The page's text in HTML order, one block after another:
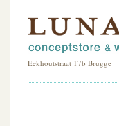
Eekhoutstraat 17b